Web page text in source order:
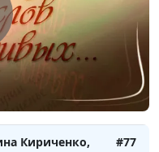
Кириченко,
Захаров
#78
Кириченко,
#77